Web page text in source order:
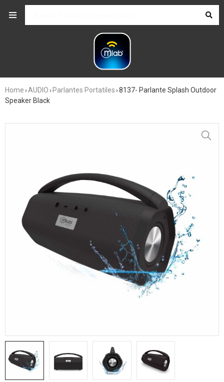
Home ›AUDIO › Parlantes Portatiles ›8137- Parlante Splash Outdoor
Speaker Black